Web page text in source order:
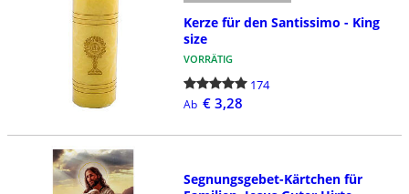
Kerze für den Santissimo - King
size
VORRÄTIG
174
Ab € 3,28
Segnungsgebet-Kärtchen für